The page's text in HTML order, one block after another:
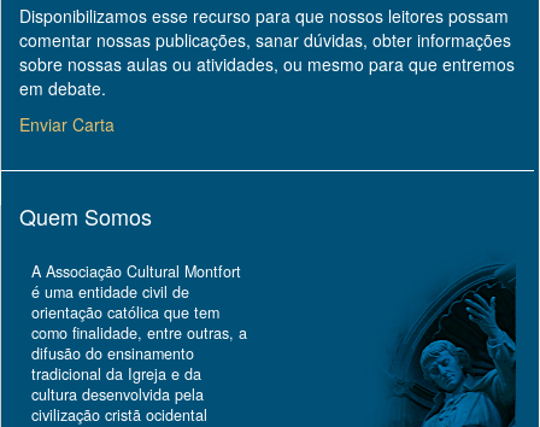
Disponibilizamos esse recurso para que nossos leitores possam
comentar nossas publicações, sanar dúvidas, obter informações
sobre nossas aulas ou atividades, ou mesmo para que entremos
em debate.
Enviar Carta
Quem Somos
A Associação Cultural Montfort
é uma entidade civil de
orientação católica que tem
como finalidade, entre outras, a
difusão do ensinamento
tradicional da Igreja e da
cultura desenvolvida pela
civilização cristã ocidental